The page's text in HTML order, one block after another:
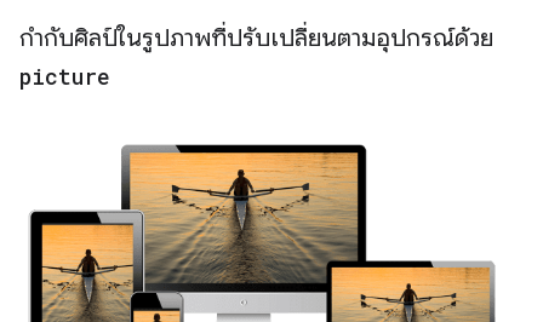
กำกับศิลป์ในรูปภาพที่ปรับเปลี่ยนตามอุปกรณ์ด้วย
picture